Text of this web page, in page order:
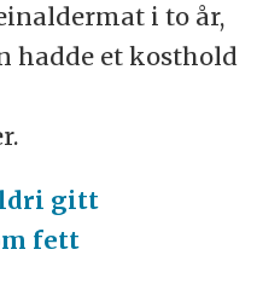
i to år,
hadde et kosthold
gitt
fett